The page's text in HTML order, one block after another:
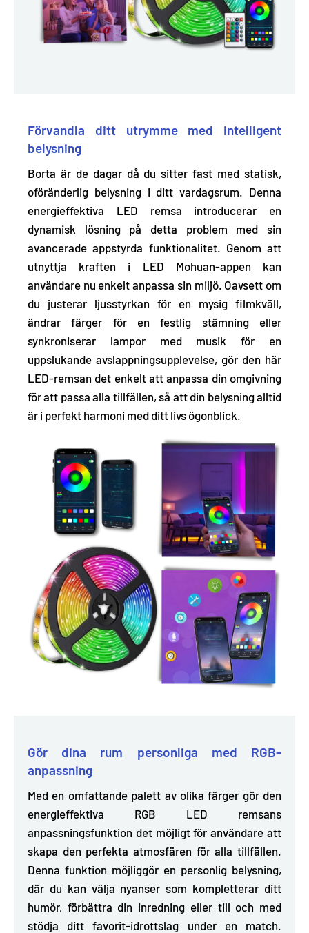
Förvandla ditt utrymme med intelligent
belysning
Borta är de dagar då du sitter fast med statisk,
oföränderlig belysning i ditt vardagsrum. Denna
energieffektiva LED remsa introducerar en
dynamisk lösning på detta problem med sin
avancerade appstyrda funktionalitet. Genom att
utnyttja kraften i LED Mohuan-appen kan
användare nu enkelt anpassa sin miljö. Oavsett om
du justerar ljusstyrkan för en mysig filmkväll,
ändrar färger för en festlig stämning eller
synkroniserar lampor med musik för en
uppslukande avslappningsupplevelse, gör den här
LED-remsan det enkelt att anpassa din omgivning
för att passa alla tillfällen, så att din belysning alltid
är i perfekt harmoni med ditt livs ögonblick.
Gör dina rum personliga med RGB-
anpassning
Med en omfattande palett av olika färger gör den
energieffektiva RGB LED remsans
anpassningsfunktion det möjligt för användare att
skapa den perfekta atmosfären för alla tillfällen.
Denna funktion möjliggör en personlig belysning,
där du kan välja nyanser som kompletterar ditt
humör, förbättra din inredning eller till och med
stödja ditt favorit-idrottslag under en match.